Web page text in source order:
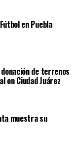
en Puebla
de terrenos
en Ciudad Juárez
muestra su